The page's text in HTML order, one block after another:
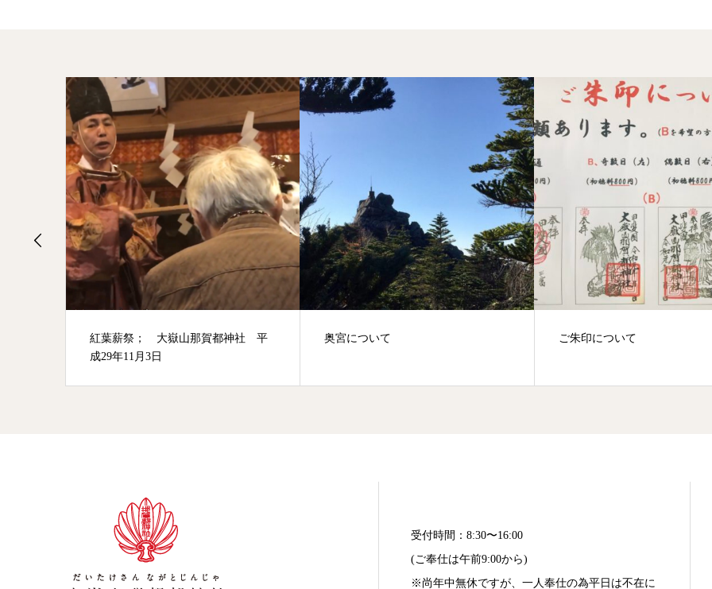
奥宮について ご朱印について 節分祈願祭；平成31年2月2日
受付時間：8:30〜16:00
(ご奉仕は午前9:00から)
※尚年中無休ですが、一人奉仕の為平日は不在に